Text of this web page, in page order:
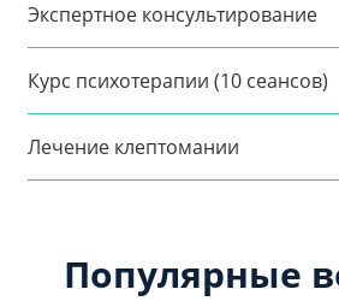
Экспертное консультирование
Курс психотерапии (10 сеансов)
Лечение клептомании
Популярные